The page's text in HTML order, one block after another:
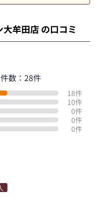
牟田店 の口コミ
数：28件
18件
10件
0件
0件
0件